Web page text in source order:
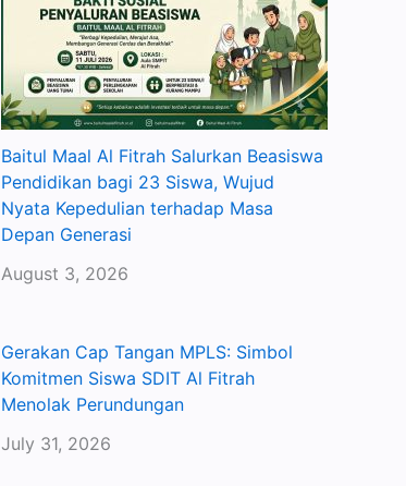
Baitul Maal Al Fitrah Salurkan Beasiswa
Pendidikan bagi 23 Siswa, Wujud
Nyata Kepedulian terhadap Masa
Depan Generasi
August 3, 2026
Gerakan Cap Tangan MPLS: Simbol
Komitmen Siswa SDIT Al Fitrah
Menolak Perundungan
July 31, 2026